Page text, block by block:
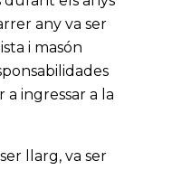
any va ser
i masón
a ingressar a la
llarg, va ser